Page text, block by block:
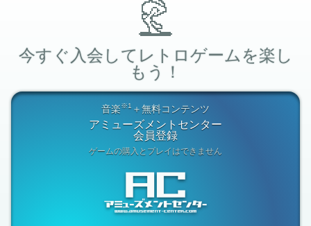
今すぐ入会してレトロゲームを楽し
もう！
音楽※1 ＋無料コンテンツ
アミューズメントセンター
会員登録
ゲームの購入とプレイはできません